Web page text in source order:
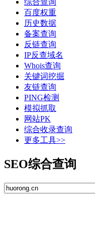
综合查询
百度权重
历史数据
备案查询
反链查询
IP反查域名
Whois查询
关键词挖掘
友链查询
PING检测
模拟抓取
网站PK
综合收录查询
更多工具>>
SEO综合查询